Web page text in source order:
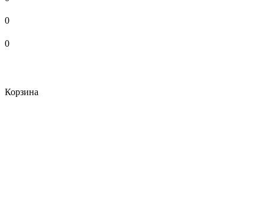
0
0
Корзина